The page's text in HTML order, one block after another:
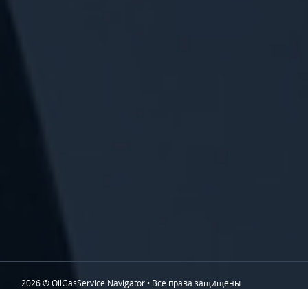
2026 ® OilGasService Navigator • Все права защищены